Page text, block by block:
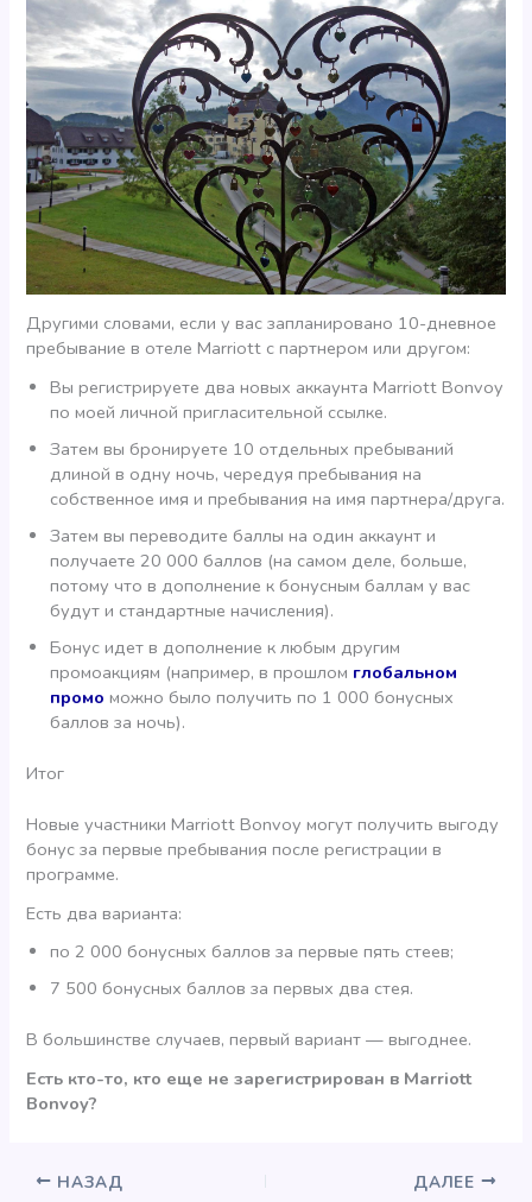
Другими словами, если у вас запланировано 10-дневное
пребывание в отеле Marriott с партнером или другом:
Вы регистрируете два новых аккаунта Marriott Bonvoy
по моей личной пригласительной ссылке.
Затем вы бронируете 10 отдельных пребываний
длиной в одну ночь, чередуя пребывания на
собственное имя и пребывания на имя партнера/друга.
Затем вы переводите баллы на один аккаунт и
получаете 20 000 баллов (на самом деле, больше,
потому что в дополнение к бонусным баллам у вас
будут и стандартные начисления).
Бонус идет в дополнение к любым другим
промоакциям (например, в прошлом глобальном
промо можно было получить по 1 000 бонусных
баллов за ночь).
Итог
Новые участники Marriott Bonvoy могут получить выгоду
бонус за первые пребывания после регистрации в
программе.
Есть два варианта:
по 2 000 бонусных баллов за первые пять стеев;
7 500 бонусных баллов за первых два стея.
В большинстве случаев, первый вариант — выгоднее.
Есть кто-то, кто еще не зарегистрирован в Marriott
Bonvoy?
НАЗАД ДАЛЕЕ